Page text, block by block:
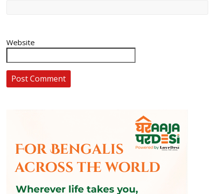
Website